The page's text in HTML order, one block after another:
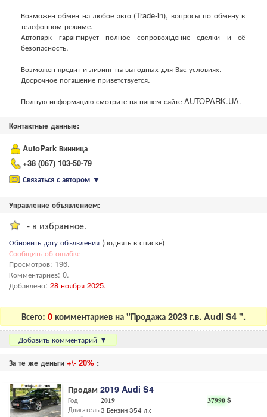
Возможен обмен на любое авто (Trade-in), вопросы по обмену в
телефонном режиме.
Автопарк гарантирует полное сопровождение сделки и её
безопасность.
Возможен кредит и лизинг на выгодных для Вас условиях.
Досрочное погашение приветствуется.
Полную информацию смотрите на нашем сайте AUTOPARK.UA.
Контактные данные:
AutoPark Винница
+38 (067) 103-50-79
Связаться с автором ▼
Управление объявлением:
- в избранное.
Обновить дату объявления (поднять в списке)
Сообщить об ошибке
Просмотров: 196.
Комментариев: 0.
Добавлено: 28 ноября 2025.
Всего: 0 комментариев на "Продажа 2023 г.в. Audi S4 ".
Добавить комментарий ▼
За те же деньги +\- 20% :
Продам 2019 Audi S4
37990$
Год
Двигатель
2019
3 Бензин 354 л.с